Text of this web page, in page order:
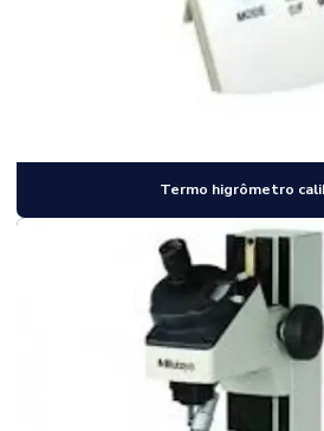
Termo higrômetro